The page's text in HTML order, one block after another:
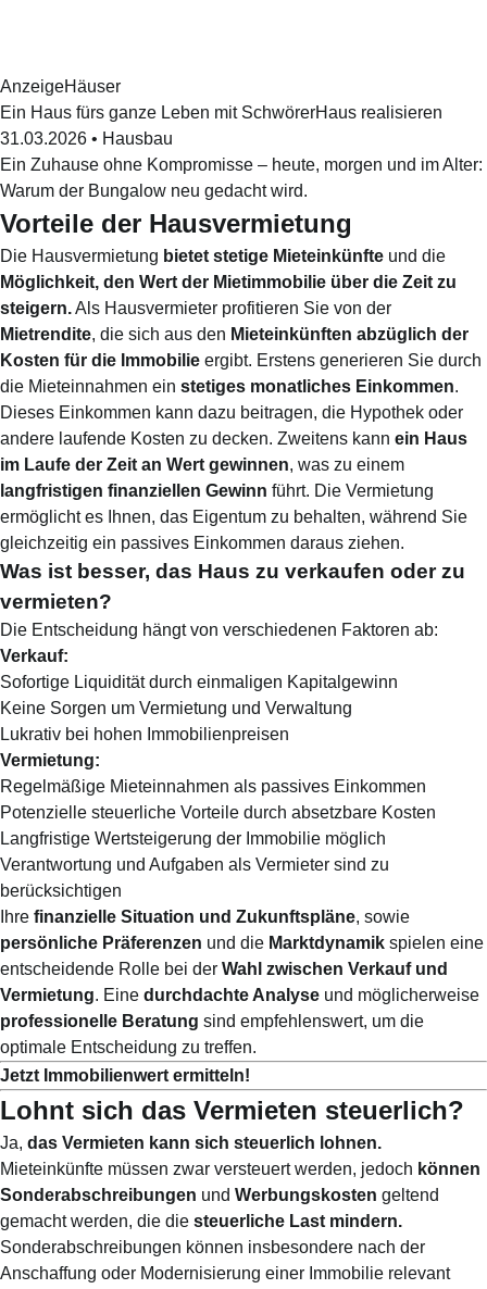
AnzeigeHäuser
Ein Haus fürs ganze Leben mit SchwörerHaus realisieren
31.03.2026 • Hausbau
Ein Zuhause ohne Kompromisse – heute, morgen und im Alter:
Warum der Bungalow neu gedacht wird.
Vorteile der Hausvermietung
Die Hausvermietung bietet stetige Mieteinkünfte und die
Möglichkeit, den Wert der Mietimmobilie über die Zeit zu
steigern.Als Hausvermieter profitieren Sie von der
Mietrendite, die sich aus den Mieteinkünften abzüglich der
Kosten für die Immobilie ergibt. Erstens generieren Sie durch
die Mieteinnahmen ein stetiges monatliches Einkommen.
Dieses Einkommen kann dazu beitragen, die Hypothek oder
andere laufende Kosten zu decken. Zweitens kann ein Haus
im Laufe der Zeit an Wert gewinnen, was zu einem
langfristigen finanziellen Gewinn führt. Die Vermietung
ermöglicht es Ihnen, das Eigentum zu behalten, während Sie
gleichzeitig ein passives Einkommen daraus ziehen.
Was ist besser, das Haus zu verkaufen oder zu
vermieten?
Die Entscheidung hängt von verschiedenen Faktoren ab:
Verkauf:
Sofortige Liquidität durch einmaligen Kapitalgewinn
Keine Sorgen um Vermietung und Verwaltung
Lukrativ bei hohen Immobilienpreisen
Vermietung:
Regelmäßige Mieteinnahmen als passives Einkommen
Potenzielle steuerliche Vorteile durch absetzbare Kosten
Langfristige Wertsteigerung der Immobilie möglich
Verantwortung und Aufgaben als Vermieter sind zu
berücksichtigen
Ihre finanzielle Situation und Zukunftspläne, sowie
persönliche Präferenzen und die Marktdynamik spielen eine
entscheidende Rolle bei der Wahl zwischen Verkauf und
Vermietung. Eine durchdachte Analyse und möglicherweise
professionelle Beratung sind empfehlenswert, um die
optimale Entscheidung zu treffen.
Jetzt Immobilienwert ermitteln!
Lohnt sich das Vermieten steuerlich?
Ja, das Vermieten kann sich steuerlich lohnen.
Mieteinkünfte müssen zwar versteuert werden, jedoch können
Sonderabschreibungen und Werbungskosten geltend
gemacht werden, die die steuerliche Last mindern.
Sonderabschreibungen können insbesondere nach der
Anschaffung oder Modernisierung einer Immobilie relevant